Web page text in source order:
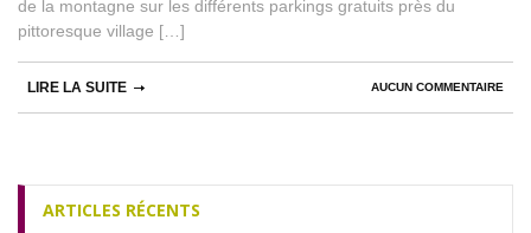
de la montagne sur les différents parkings gratuits près du
pittoresque village […]
AUCUN COMMENTAIRE
LIRE LA SUITE
ARTICLES RÉCENTS